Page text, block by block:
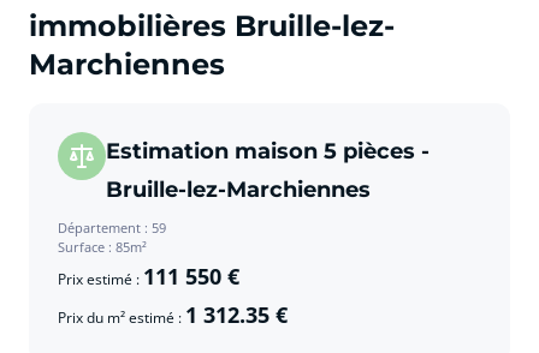
immobilières Bruille-lez-
Marchiennes
Estimation maison 5 pièces -
Bruille-lez-Marchiennes
Département : 59
Surface : 85m²
Prix estimé : 111 550 €
Prix du m² estimé : 1 312.35 €